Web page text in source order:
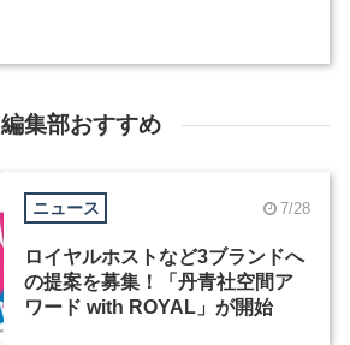
編集部おすすめ
ニュース 7/28
ロイヤルホストなど3ブランドへ
の提案を募集！「丹青社空間ア
ワード with ROYAL」が開始